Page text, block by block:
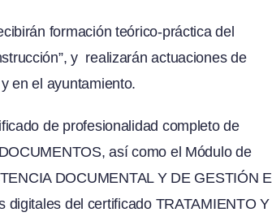
formación teórico-práctica del
y realizarán actuaciones de
en el ayuntamiento.
de profesionalidad completo de
así como el Módulo de
DOCUMENTAL Y DE GESTIÓN
del certificado TRATAMIENTO Y